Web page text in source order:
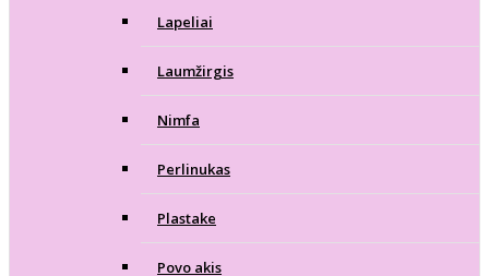
Lapeliai
Laumžirgis
Nimfa
Perlinukas
Plastake
Povo akis